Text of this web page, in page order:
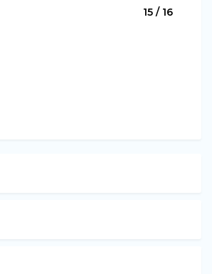
15 / 16